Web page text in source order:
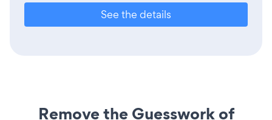
See the details
Remove the Guesswork of